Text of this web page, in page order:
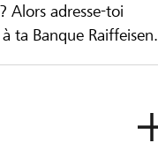
Alors adresse-toi
ta Banque Raiffeisen.